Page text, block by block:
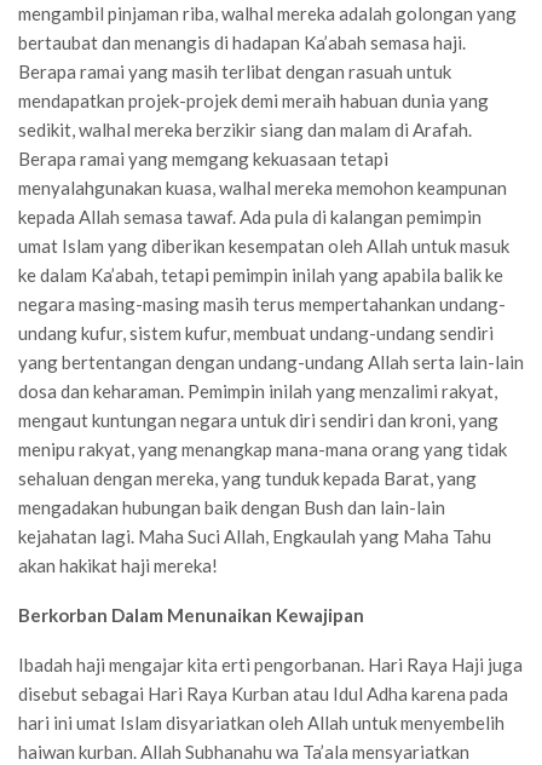
mengambil pinjaman riba, walhal mereka adalah golongan yang
bertaubat dan menangis di hadapan Ka’abah semasa haji.
Berapa ramai yang masih terlibat dengan rasuah untuk
mendapatkan projek-projek demi meraih habuan dunia yang
sedikit, walhal mereka berzikir siang dan malam di Arafah.
Berapa ramai yang memgang kekuasaan tetapi
menyalahgunakan kuasa, walhal mereka memohon keampunan
kepada Allah semasa tawaf. Ada pula di kalangan pemimpin
umat Islam yang diberikan kesempatan oleh Allah untuk masuk
ke dalam Ka’abah, tetapi pemimpin inilah yang apabila balik ke
negara masing-masing masih terus mempertahankan undang-
undang kufur, sistem kufur, membuat undang-undang sendiri
yang bertentangan dengan undang-undang Allah serta lain-lain
dosa dan keharaman. Pemimpin inilah yang menzalimi rakyat,
mengaut kuntungan negara untuk diri sendiri dan kroni, yang
menipu rakyat, yang menangkap mana-mana orang yang tidak
sehaluan dengan mereka, yang tunduk kepada Barat, yang
mengadakan hubungan baik dengan Bush dan lain-lain
kejahatan lagi. Maha Suci Allah, Engkaulah yang Maha Tahu
akan hakikat haji mereka!
Berkorban Dalam Menunaikan Kewajipan
Ibadah haji mengajar kita erti pengorbanan. Hari Raya Haji juga
disebut sebagai Hari Raya Kurban atau Idul Adha karena pada
hari ini umat Islam disyariatkan oleh Allah untuk menyembelih
haiwan kurban. Allah Subhanahu wa Ta’ala mensyariatkan